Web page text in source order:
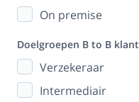
On premise
Doelgroepen B to B klant
Verzekeraar
Intermediair